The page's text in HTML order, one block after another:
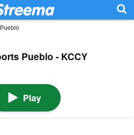
Pueblo
Pueblo - KCCY
Play